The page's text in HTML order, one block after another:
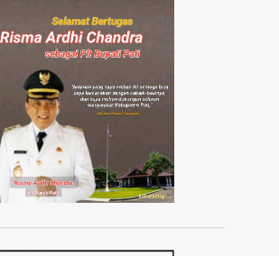
AISYIYAH JATENG AISYIYAH PATI
AISYIYAH TLOGOWUNGU
AJANG ABANG NONE JAKARTA 2024
AJUDAN KAPOLRI
AKAD MASSAL KPR SUBSIDI
AKADEMI SEPAK BOLA
AKBAR TANDJUNG AKSI 1000 LILIN